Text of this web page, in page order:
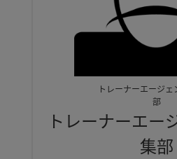
トレーナーエージ
部
トレーナーエー
集部